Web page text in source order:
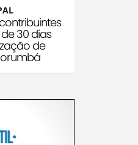
30 dias
de